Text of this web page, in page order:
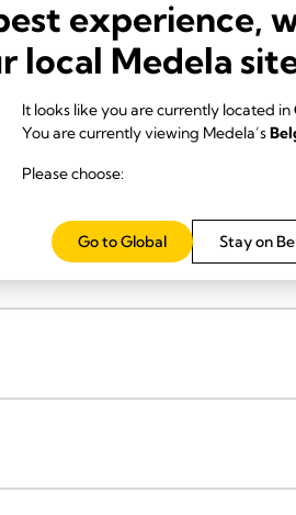
website, laatst herzien op 01 juli
experience,
local Medela
It looks like you are currently located in
You are currently viewing Medela’s
Please choose:
Stay on
Go to Global